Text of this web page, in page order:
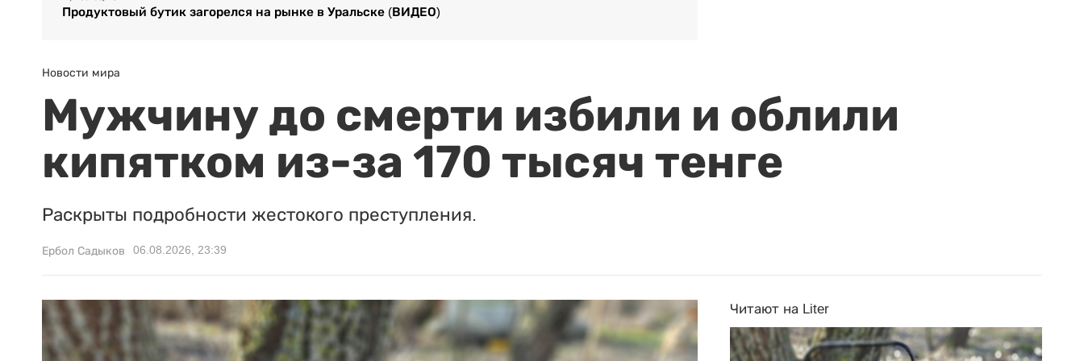
Продуктовый бутик загорелся на рынке в Уральске (ВИДЕО)
Новости мира
Мужчину до смерти избили и облили
кипятком из-за 170 тысяч тенге
Раскрыты подробности жестокого преступления.
Ербол Садыков 06.08.2026, 23:39
Читают на Liter